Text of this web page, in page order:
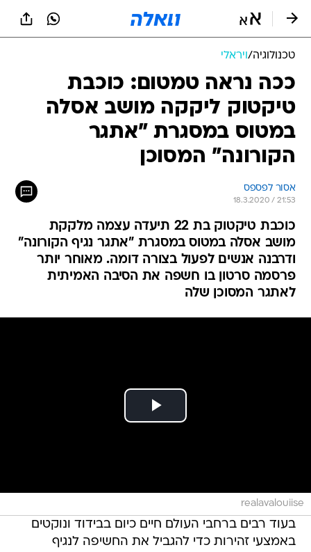
טכנולוגיה/ ויראלי
ככה נראה טמטום: כוכבת
טיקטוק ליקקה מושב אסלה
במטוס במסגרת "אתגר
הקורונה" המסוכן
אסור לפספס
18.3.2020 / 21:53
כוכבת טיקטוק בת 22 תיעדה עצמה מלקקת
מושב אסלה במטוס במסגרת "אתגר נגיף הקורונה"
ודרבנה אנשים לפעול בצורה דומה. מאוחר יותר
פרסמה סרטון בו חשפה את הסיבה האמיתית
לאתגר המסוכן שלה
realavalouiise
בעוד רבים ברחבי העולם חיים כיום בבידוד ונוקטים
באמצעי זהירות כדי להגביל את החשיפה לנגיף